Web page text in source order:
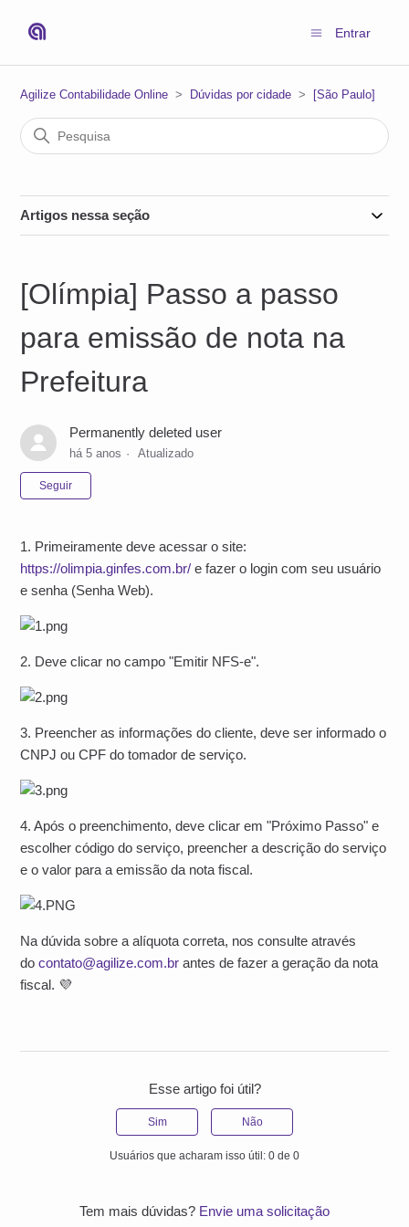
Entrar
Agilize Contabilidade Online Dúvidas por cidade [São Paulo]
Artigos nessa seção
[Olímpia] Passo a passo
para emissão de nota na
Prefeitura
Permanently deleted user
há 5 anos Atualizado
Seguir
1. Primeiramente deve acessar o site:
https://olimpia.ginfes.com.br/ e fazer o login com seu usuário
e senha (Senha Web).
2. Deve clicar no campo "Emitir NFS-e".
3. Preencher as informações do cliente, deve ser informado o
CNPJ ou CPF do tomador de serviço.
4. Após o preenchimento, deve clicar em "Próximo Passo" e
escolher código do serviço, preencher a descrição do serviço
e o valor para a emissão da nota fiscal.
Na dúvida sobre a alíquota correta, nos consulte através
docontato@agilize.com.br antes de fazer a geração da nota
fiscal. 💜
Esse artigo foi útil?
Sim Não
Usuários que acharam isso útil: 0 de 0
Tem mais dúvidas? Envie uma solicitação